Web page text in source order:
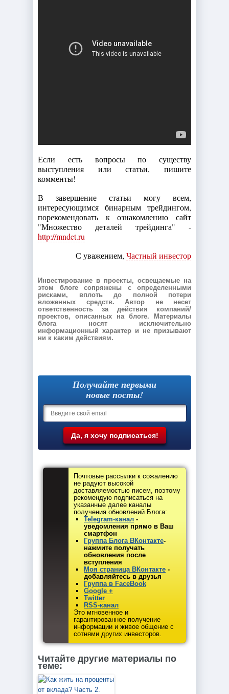
Если есть вопросы по существу
выступления или статьи, пишите
комменты!
В завершение статьи могу всем,
интересующимся бинарным трейдингом,
порекомендовать к ознакомлению сайт
"Множество деталей трейдинга" -
http://mndet.ru
С уважением, Частный инвестор
Инвестирование в проекты, освещаемые на
этом блоге сопряжены с определенными
рисками, вплоть до полной потери
вложенных средств. Автор не несет
ответственность за действия компаний/
проектов, описанных на блоге. Материалы
блога носят исключительно
информационный характер и не призывают
ни к каким действиям.
Получайте первыми
новые посты!
Почтовые рассылки к сожалению
не радуют высокой
доставляемостью писем, поэтому
рекомендую подписаться на
указанные далее каналы
получения обновлений Блога:
Telegram-канал -
уведомления прямо в Ваш
смартфон
Группа Блога ВКонтакте-
нажмите получать
обновления после
вступления
Моя страница ВКонтакте -
добавляйтесь в друзья
Группа в FaceBook
Google +
Twitter
RSS-канал
Это мгновенное и
гарантированное получение
информации и живое общение с
сотнями других инвесторов.
Читайте другие материалы по
теме: